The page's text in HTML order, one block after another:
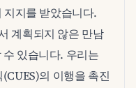
지를 받았습니다.
계획되지 않은 만남
있습니다. 우리는
의 이행을 촉진